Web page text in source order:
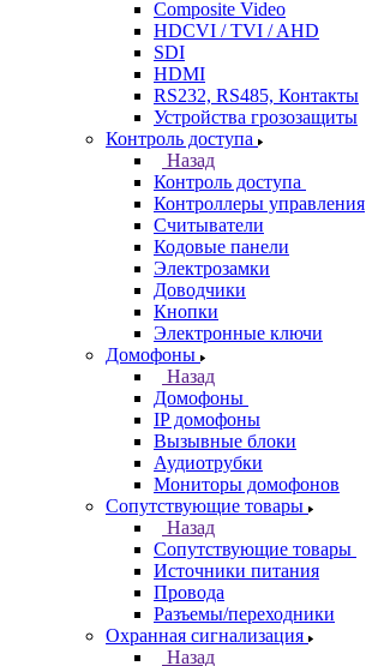
Composite Video
HDCVI / TVI / AHD
SDI
HDMI
RS232, RS485, Контакты
Устройства грозозащиты
Контроль доступа
Назад
Контроль доступа
Контроллеры управления
Считыватели
Кодовые панели
Электрозамки
Доводчики
Кнопки
Электронные ключи
Домофоны
Назад
Домофоны
IP домофоны
Вызывные блоки
Аудиотрубки
Мониторы домофонов
Сопутствующие товары
Назад
Сопутствующие товары
Источники питания
Провода
Разъемы/переходники
Охранная сигнализация
Назад